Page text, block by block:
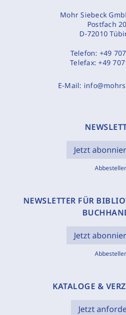
Mohr Siebeck
Postfach
D-72010
Telefon: +49
Telefax:+49
E-Mail:
Jetzt
NEWSLETTER FÜR
Jetzt
KATALOGE &
Jetzt